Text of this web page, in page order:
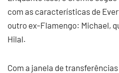
com as características de
outro ex-Flamengo: Michael,
Hilal.
Com a janela de